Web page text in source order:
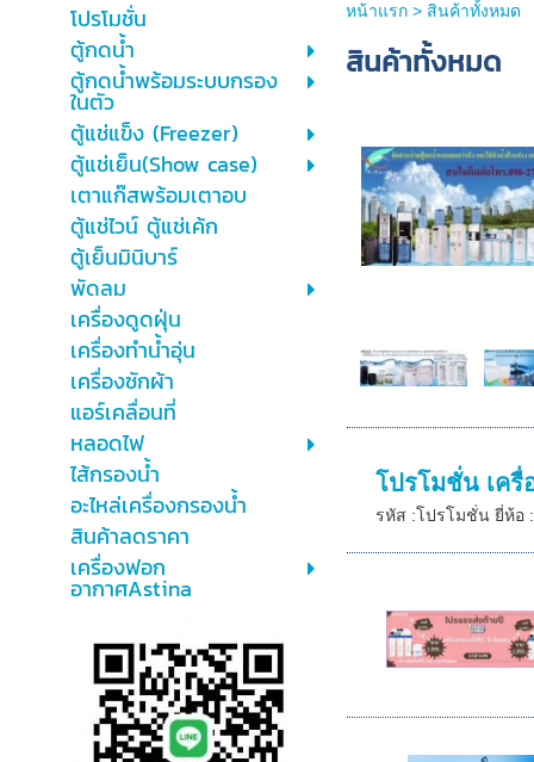
โปรโมชั่น
ตู้กดน้ำ
ตู้กดน้ำพร้อมระบบกรอง
ในตัว
ตู้แช่แข็ง (Freezer)
ตู้แช่เย็น(Show case)
เตาแก๊สพร้อมเตาอบ
ตู้แช่ไวน์ ตู้แช่เค้ก
ตู้เย็นมินิบาร์
พัดลม
เครื่องดูดฝุ่น
เครื่องทำน้ำอุ่น
เครื่องซักผ้า
แอร์เคลื่อนที่
หลอดไฟ
ไส้กรองน้ำ
อะไหล่เครื่องกรองน้ำ
สินค้าลดราคา
เครื่องฟอก
อากาศAstina
หน้าแรก> สินค้าทั้งหมด
สินค้าทั้งหมด
โปรโมชั่น เครื่
รหัส :โปรโมชั่น ยี่ห้อ